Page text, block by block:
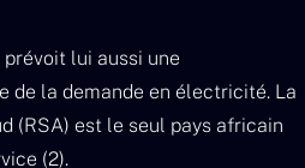
lui aussi une
de la demande en électricité. La
(RSA) est le seul pays africain
(2).